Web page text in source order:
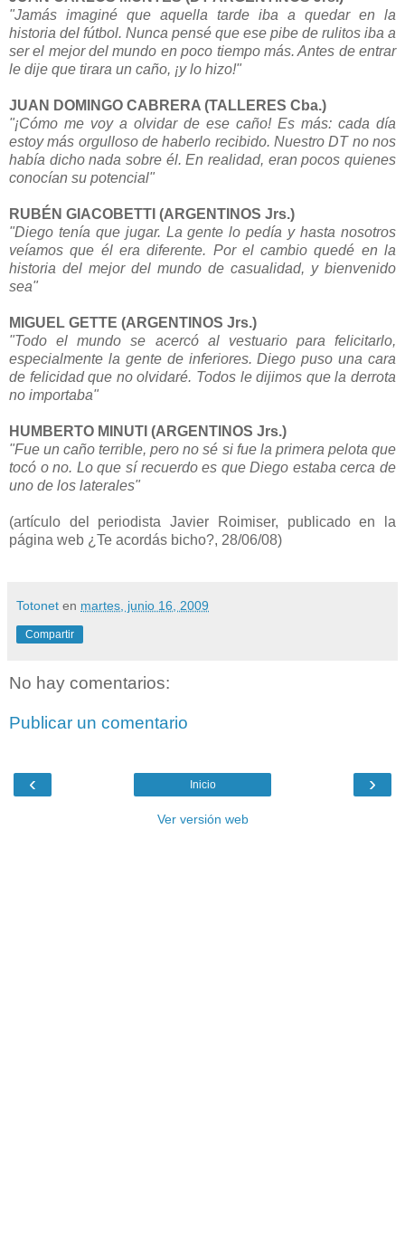
"Jamás imaginé que aquella tarde iba a quedar en la
historia del fútbol. Nunca pensé que ese pibe de rulitos iba a
ser el mejor del mundo en poco tiempo más. Antes de entrar
le dije que tirara un caño, ¡y lo hizo!"
JUAN DOMINGO CABRERA (TALLERES Cba.)
"¡Cómo me voy a olvidar de ese caño! Es más: cada día
estoy más orgulloso de haberlo recibido. Nuestro DT no nos
había dicho nada sobre él. En realidad, eran pocos quienes
conocían su potencial"
RUBÉN GIACOBETTI (ARGENTINOS Jrs.)
"Diego tenía que jugar. La gente lo pedía y hasta nosotros
veíamos que él era diferente. Por el cambio quedé en la
historia del mejor del mundo de casualidad, y bienvenido
sea"
MIGUEL GETTE (ARGENTINOS Jrs.)
"Todo el mundo se acercó al vestuario para felicitarlo,
especialmente la gente de inferiores. Diego puso una cara
de felicidad que no olvidaré. Todos le dijimos que la derrota
no importaba"
HUMBERTO MINUTI (ARGENTINOS Jrs.)
"Fue un caño terrible, pero no sé si fue la primera pelota que
tocó o no. Lo que sí recuerdo es que Diego estaba cerca de
uno de los laterales"
(artículo del periodista Javier Roimiser, publicado en la
página web ¿Te acordás bicho?, 28/06/08)
Totonet en martes, junio 16, 2009
Compartir
No hay comentarios:
Publicar un comentario
‹ ›
Inicio
Ver versión web